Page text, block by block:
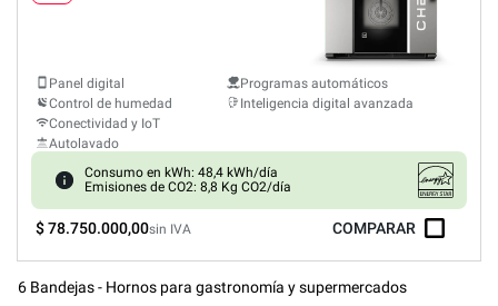
Panel digital
Control de humedad
Conectividad y IoT
Autolavado
Programas automáticos
Inteligencia digital avanzada
Consumo en kWh: 48,4 kWh/día
Emisiones de CO2: 8,8 Kg CO2/día
$ 78.750.000,00sin IVA COMPARAR
6 Bandejas - Hornos para gastronomía y supermercados